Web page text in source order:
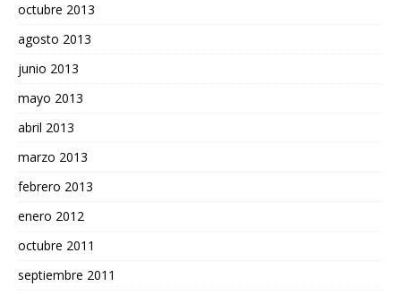
octubre 2013
agosto 2013
junio 2013
mayo 2013
abril 2013
marzo 2013
febrero 2013
enero 2012
octubre 2011
septiembre 2011